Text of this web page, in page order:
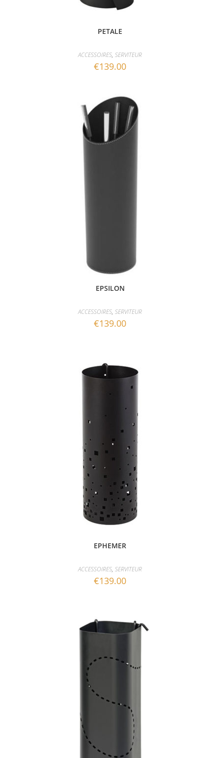
PETALE
ACCESSOIRES, SERVITEUR
€139.00
EPSILON
ACCESSOIRES, SERVITEUR
€139.00
EPHEMER
ACCESSOIRES, SERVITEUR
€139.00